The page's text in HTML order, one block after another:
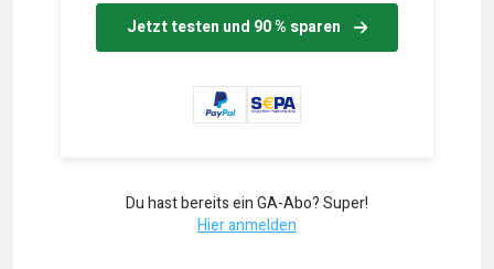
Jetzt testen und 90 % sparen
Du hast bereits ein GA-Abo? Super!
Hier anmelden